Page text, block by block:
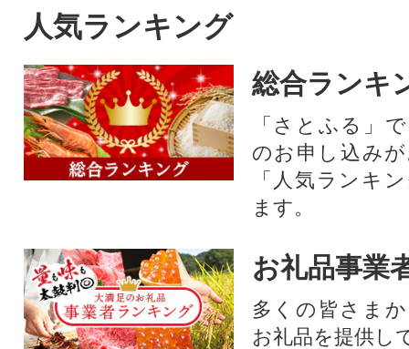
人気ランキング
総合ランキ
「さとふる」
のお申し込み
「人気ランキ
ます。
お礼品事業
多くの皆さま
お礼品を提供し